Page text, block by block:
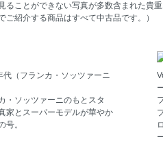
ることができない写真が多数含まれた貴
ご紹介する商品はすべて中古品です。）
（フランカ・ソッツァーニ
・ソッツァーニのもとスタ
家とスーパーモデルが華やか
号。